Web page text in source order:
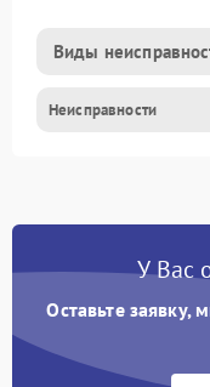
Виды
Неисправности
У Вас
Оставьте